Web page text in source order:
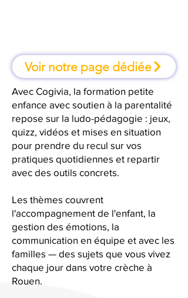
Voir notre page dédiée
Avec Cogivia, la formation petite
enfance avec soutien à la parentalité
repose sur la ludo-pédagogie : jeux,
quizz, vidéos et mises en situation
pour prendre du recul sur vos
pratiques quotidiennes et repartir
avec des outils concrets.
Les thèmes couvrent
l'accompagnement de l'enfant, la
gestion des émotions, la
communication en équipe et avec les
familles — des sujets que vous vivez
chaque jour dans votre crèche à
Rouen.